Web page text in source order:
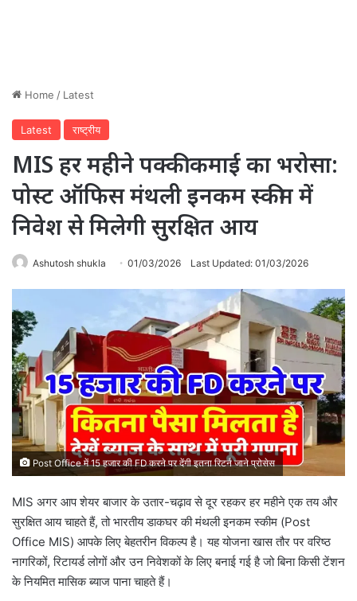
Home / Latest
Latest राष्ट्रीय
MIS हर महीने पक्की कमाई का भरोसा:
पोस्ट ऑफिस मंथली इनकम स्कीम में
निवेश से मिलेगी सुरक्षित आय
Ashutosh shukla 01/03/2026 Last Updated: 01/03/2026
Post Office में 15 हजार की FD करने पर देंगी इतना रिटर्न जाने प्रोसेस
MIS अगर आप शेयर बाजार के उतार-चढ़ाव से दूर रहकर हर महीने एक तय और
सुरक्षित आय चाहते हैं, तो भारतीय डाकघर की मंथली इनकम स्कीम (Post
Office MIS) आपके लिए बेहतरीन विकल्प है। यह योजना खास तौर पर वरिष्ठ
नागरिकों, रिटायर्ड लोगों और उन निवेशकों के लिए बनाई गई है जो बिना किसी टेंशन
के नियमित मासिक ब्याज पाना चाहते हैं।